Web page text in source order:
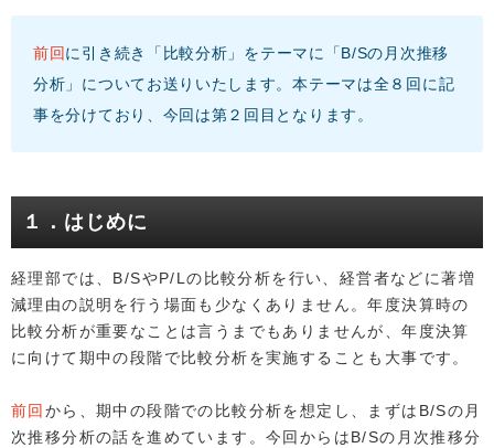
前回に引き続き「比較分析」をテーマに「B/Sの月次推移
分析」についてお送りいたします。本テーマは全８回に記
事を分けており、今回は第２回目となります。
１．はじめに
経理部では、B/SやP/Lの比較分析を行い、経営者などに著増
減理由の説明を行う場面も少なくありません。年度決算時の
比較分析が重要なことは言うまでもありませんが、年度決算
に向けて期中の段階で比較分析を実施することも大事です。
前回 から、期中の段階での比較分析を想定し、まずはB/Sの月
次推移分析の話を進めています。今回からはB/Sの月次推移分